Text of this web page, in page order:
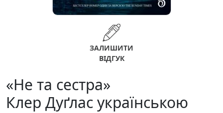
ЗАЛИШИТИ
ВІДГУК
«Не та сестра»
Клер Дуґлас українською